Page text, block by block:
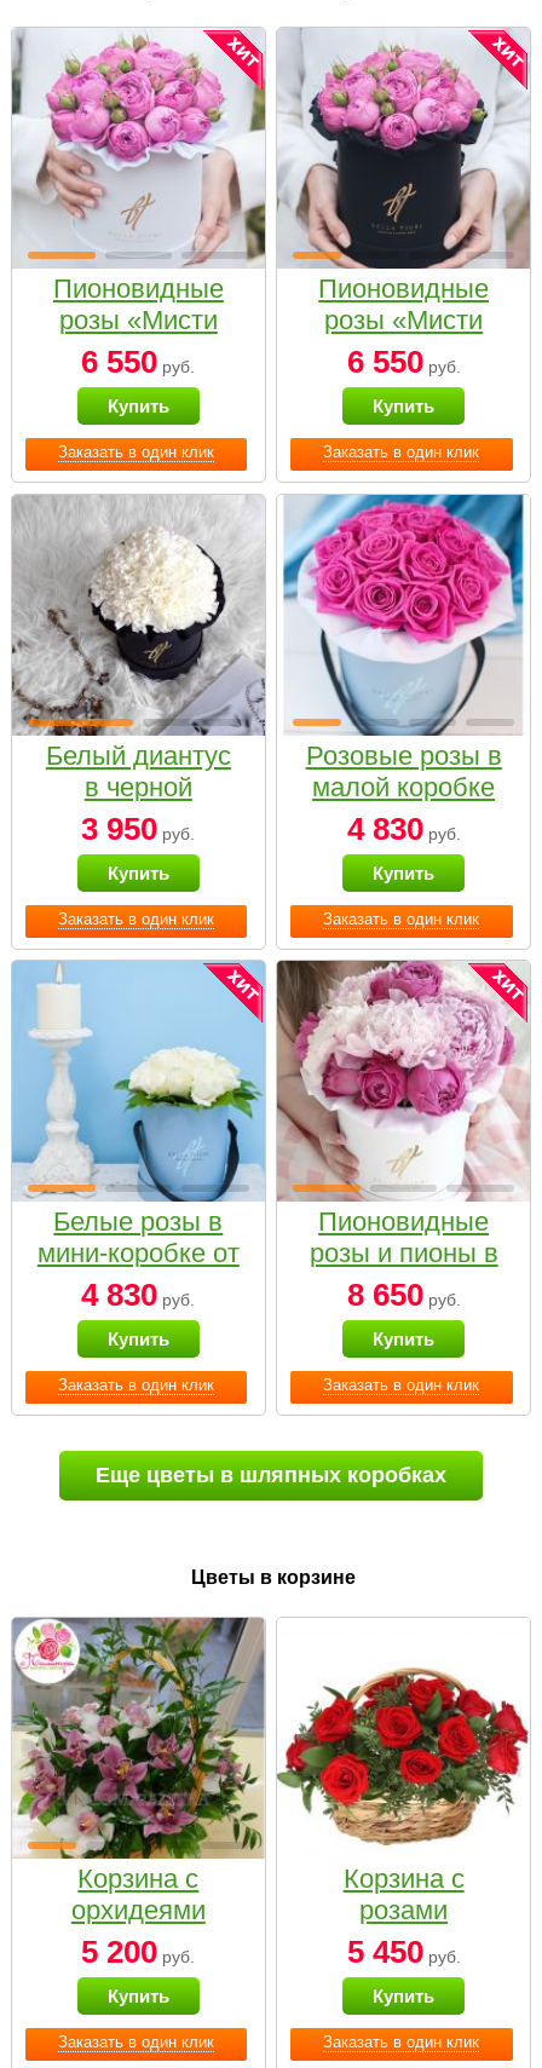
Заказать в один клик
Пионовидные
розы «Мисти
бабблс» в белой
коробке Small
6 550 руб.
Купить
Заказать в один клик
Пионовидные
розы «Мисти
бабблс» в
черной коробке
Small
6 550руб.
Купить
Заказать в один клик
Белый диантус
в черной
коробке Small
3 950 руб.
Купить
Заказать в один клик
Розовые розы в
малой коробке
4 830руб.
Купить
Заказать в один клик
Белые розы в
мини-коробке от
Bella Fiori
4 830 руб.
Купить
Заказать в один клик
Пионовидные
розы и пионы в
белой коробке
Small
8 650руб.
Купить
Еще цветы в шляпных коробках
Цветы в корзине
Заказать в один клик
Корзина с
орхидеями
малая
5 200 руб.
Купить
Заказать в один клик
Корзина с
розами
«Красный
Париж»
5 450руб.
Купить